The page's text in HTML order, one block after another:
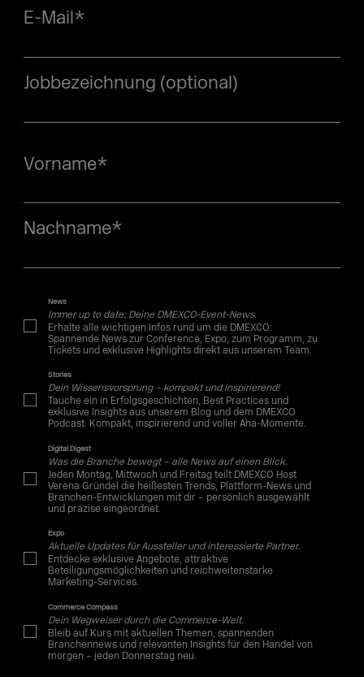
E-Mail*
Jobbezeichnung (optional)
Vorname*
Nachname*
News
Immer up to date: Deine DMEXCO-Event-News.
Erhalte alle wichtigen Infos rund um die DMEXCO:
Spannende News zur Conference, Expo, zum Programm, zu
Tickets und exklusive Highlights direkt aus unserem Team.
Stories
Dein Wissensvorsprung – kompakt und inspirierend!
Tauche ein in Erfolgsgeschichten, Best Practices und
exklusive Insights aus unserem Blog und dem DMEXCO
Podcast. Kompakt, inspirierend und voller Aha-Momente.
Digital Digest
Was die Branche bewegt – alle News auf einen Blick.
Jeden Montag, Mittwoch und Freitag teilt DMEXCO Host
Verena Gründel die heißesten Trends, Plattform-News und
Branchen-Entwicklungen mit dir – persönlich ausgewählt
und präzise eingeordnet.
Expo
Aktuelle Updates für Aussteller und interessierte Partner.
Entdecke exklusive Angebote, attraktive
Beteiligungsmöglichkeiten und reichweitenstarke
Marketing-Services.
Commerce Compass
Dein Wegweiser durch die Commerce-Welt.
Bleib auf Kurs mit aktuellen Themen, spannenden
Branchennews und relevanten Insights für den Handel von
morgen – jeden Donnerstag neu.